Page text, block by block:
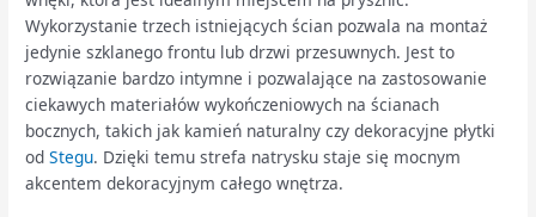
Wykorzystanie trzech istniejących ścian pozwala na montaż
jedynie szklanego frontu lub drzwi przesuwnych. Jest to
rozwiązanie bardzo intymne i pozwalające na zastosowanie
ciekawych materiałów wykończeniowych na ścianach
bocznych, takich jak kamień naturalny czy dekoracyjne płytki
odStegu. Dzięki temu strefa natrysku staje się mocnym
akcentem dekoracyjnym całego wnętrza.